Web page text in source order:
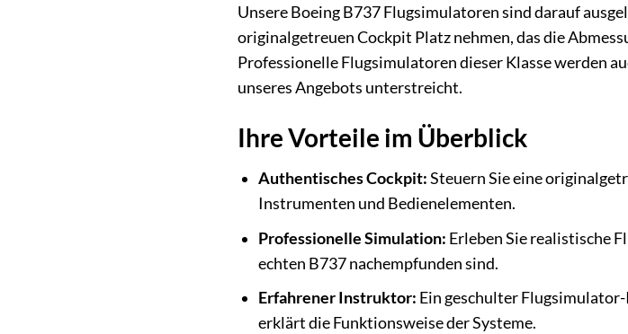
Unsere Boeing B737 Flugsimulatoren sind darauf
originalgetreuen Cockpit Platz nehmen, das die
Professionelle Flugsimulatoren dieser Klasse werden
unseres Angebots unterstreicht.
Ihre Vorteile im Überblick
Authentisches Cockpit:Steuern Sie eine
Instrumenten und Bedienelementen.
Professionelle Simulation: Erleben Sie realistische
echten B737 nachempfunden sind.
Erfahrener Instruktor: Ein geschulter
erklärt die Funktionsweise der Systeme.